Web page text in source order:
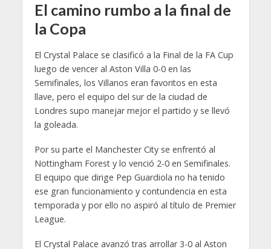
El camino rumbo a la final de
la Copa
El Crystal Palace se clasificó a la Final de la FA Cup
luego de vencer al Aston Villa 0-0 en las
Semifinales, los Villanos eran favoritos en esta
llave, pero el equipo del sur de la ciudad de
Londres supo manejar mejor el partido y se llevó
la goleada.
Por su parte el Manchester City se enfrentó al
Nottingham Forest y lo venció 2-0 en Semifinales.
El equipo que dirige Pep Guardiola no ha tenido
ese gran funcionamiento y contundencia en esta
temporada y por ello no aspiró al título de Premier
League.
El Crystal Palace avanzó tras arrollar 3-0 al Aston